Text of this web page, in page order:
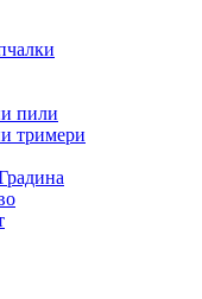
пили
тримери